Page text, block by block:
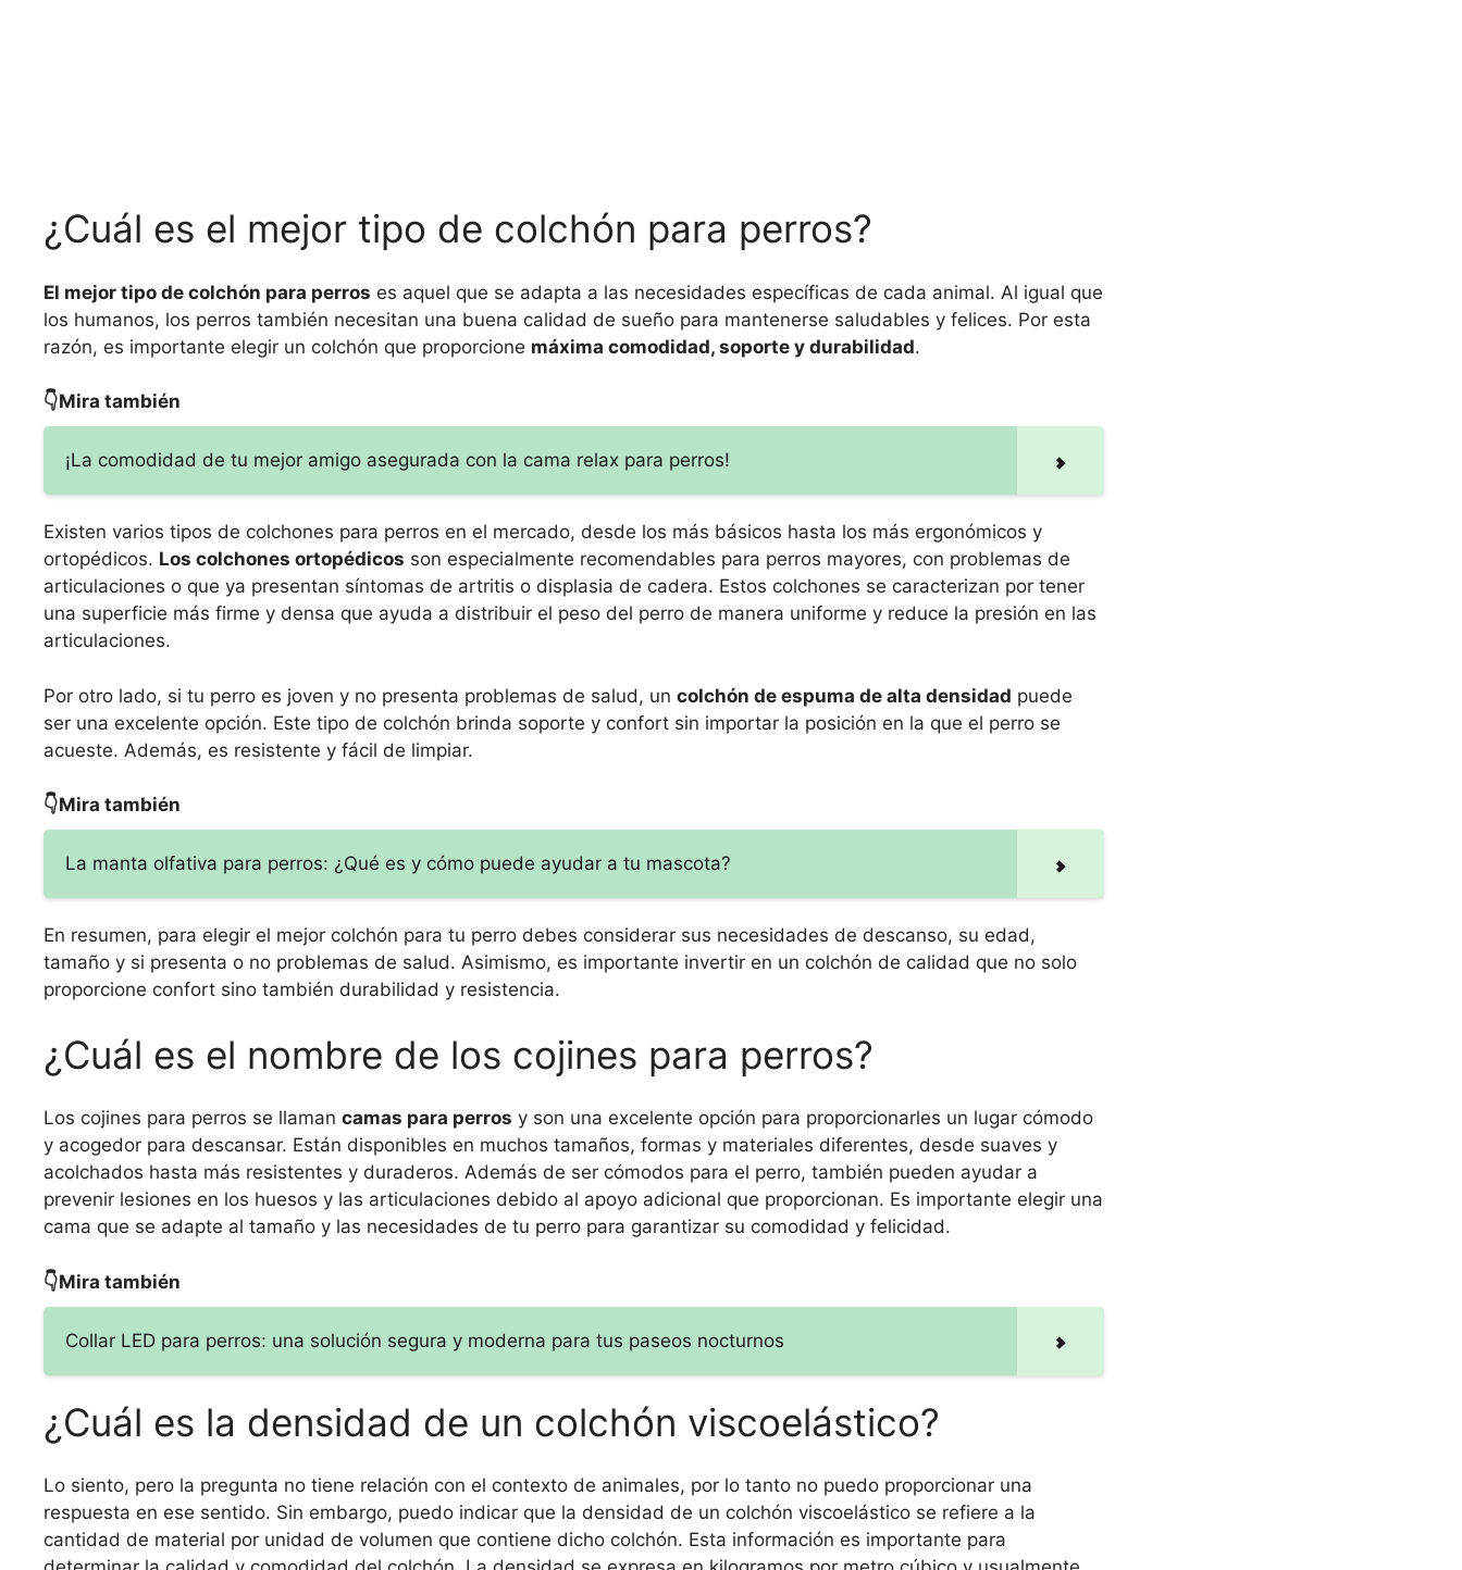
¿Cuál es el mejor tipo de colchón para perros?
El mejor tipo de colchón para perros es aquel que se adapta a las necesidades específicas de cada animal. Al igual que
los humanos, los perros también necesitan una buena calidad de sueño para mantenerse saludables y felices. Por esta
razón, es importante elegir un colchón que proporcione máxima comodidad, soporte y durabilidad.
👇Mira también
¡La comodidad de tu mejor amigo asegurada con la cama relax para perros!
Existen varios tipos de colchones para perros en el mercado, desde los más básicos hasta los más ergonómicos y
ortopédicos. Los colchones ortopédicos son especialmente recomendables para perros mayores, con problemas de
articulaciones o que ya presentan síntomas de artritis o displasia de cadera. Estos colchones se caracterizan por tener
una superficie más firme y densa que ayuda a distribuir el peso del perro de manera uniforme y reduce la presión en las
articulaciones.
Por otro lado, si tu perro es joven y no presenta problemas de salud, un colchón de espuma de alta densidad puede
ser una excelente opción. Este tipo de colchón brinda soporte y confort sin importar la posición en la que el perro se
acueste. Además, es resistente y fácil de limpiar.
👇Mira también
La manta olfativa para perros: ¿Qué es y cómo puede ayudar a tu mascota?
En resumen, para elegir el mejor colchón para tu perro debes considerar sus necesidades de descanso, su edad,
tamaño y si presenta o no problemas de salud. Asimismo, es importante invertir en un colchón de calidad que no solo
proporcione confort sino también durabilidad y resistencia.
¿Cuál es el nombre de los cojines para perros?
Los cojines para perros se llaman camas para perros y son una excelente opción para proporcionarles un lugar cómodo
y acogedor para descansar. Están disponibles en muchos tamaños, formas y materiales diferentes, desde suaves y
acolchados hasta más resistentes y duraderos. Además de ser cómodos para el perro, también pueden ayudar a
prevenir lesiones en los huesos y las articulaciones debido al apoyo adicional que proporcionan. Es importante elegir una
cama que se adapte al tamaño y las necesidades de tu perro para garantizar su comodidad y felicidad.
👇Mira también
Collar LED para perros: una solución segura y moderna para tus paseos nocturnos
¿Cuál es la densidad de un colchón viscoelástico?
Lo siento, pero la pregunta no tiene relación con el contexto de animales, por lo tanto no puedo proporcionar una
respuesta en ese sentido. Sin embargo, puedo indicar que la densidad de un colchón viscoelástico se refiere a la
cantidad de material por unidad de volumen que contiene dicho colchón. Esta información es importante para